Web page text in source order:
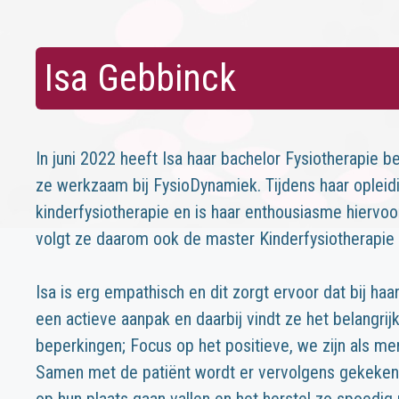
Isa Gebbinck
In juni 2022 heeft Isa haar bachelor Fysiotherapie
ze werkzaam bij FysioDynamiek. Tijdens haar
kinderfysiotherapie en is haar enthousiasme
volgt ze daarom ook de master Kinderfysiotherapie
Isa is erg empathisch en dit zorgt ervoor dat bij
een actieve aanpak en daarbij vindt ze het
beperkingen; Focus op het positieve, we zijn als
Samen met de patiënt wordt er vervolgens